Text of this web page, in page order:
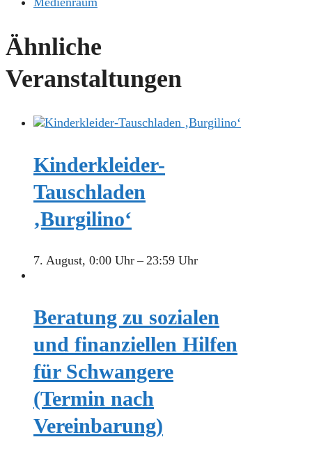
Ähnliche
Veranstaltungen
Kinderkleider-
Tauschladen
‚Burgilino‘
7. August, 0:00 Uhr– 23:59 Uhr
Beratung zu sozialen
und finanziellen Hilfen
für Schwangere
(Termin nach
Vereinbarung)